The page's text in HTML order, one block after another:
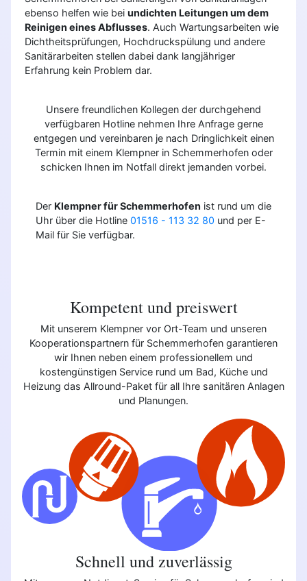
ebenso helfen wie bei undichten Leitungen um dem
Reinigen eines Abflusses. Auch Wartungsarbeiten wie
Dichtheitsprüfungen, Hochdruckspülung und andere
Sanitärarbeiten stellen dabei dank langjähriger
Erfahrung kein Problem dar.
Unsere freundlichen Kollegen der durchgehend
verfügbaren Hotline nehmen Ihre Anfrage gerne
entgegen und vereinbaren je nach Dringlichkeit einen
Termin mit einem Klempner in Schemmerhofen oder
schicken Ihnen im Notfall direkt jemanden vorbei.
Der Klempner für Schemmerhofen ist rund um die
Uhr über die Hotline 01516 - 113 32 80 und per E-
Mail für Sie verfügbar.
Kompetent und preiswert
Mit unserem Klempner vor Ort-Team und unseren
Kooperationspartnern für Schemmerhofen garantieren
wir Ihnen neben einem professionellem und
kostengünstigen Service rund um Bad, Küche und
Heizung das Allround-Paket für all Ihre sanitären Anlagen
und Planungen.
Schnell und zuverlässig